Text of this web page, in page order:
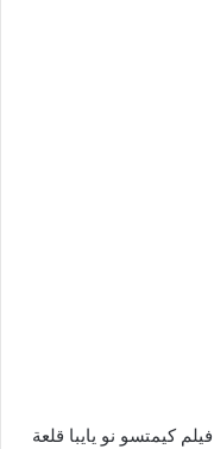
كيمتسو نو يايبا قلعة